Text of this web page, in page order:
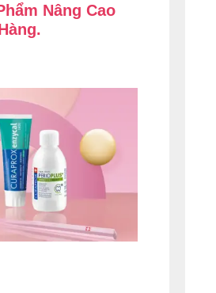
Nâng Cao